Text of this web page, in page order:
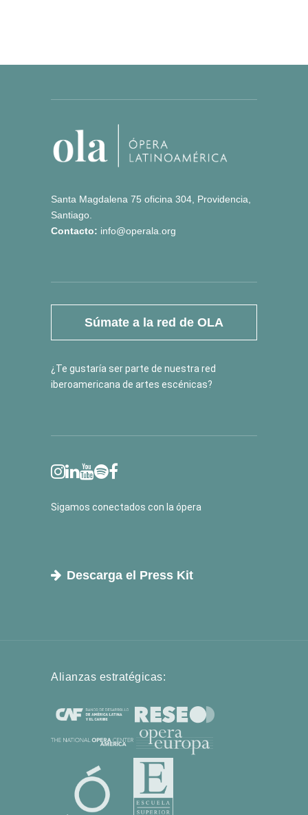
Santa Magdalena 75 oficina 304, Providencia,
Santiago.
Contacto: info@operala.org
Súmate a la red de OLA
¿Te gustaría ser parte de nuestra red
iberoamericana de artes escénicas?
Sigamos conectados con la ópera
Descarga el Press Kit
Alianzas estratégicas: